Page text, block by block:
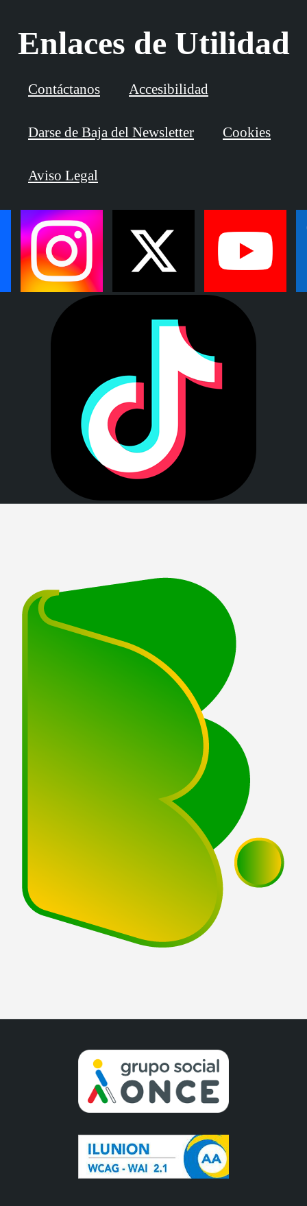
Enlaces de Utilidad
Contáctanos Accesibilidad
Darse de Baja del Newsletter Cookies
Aviso Legal